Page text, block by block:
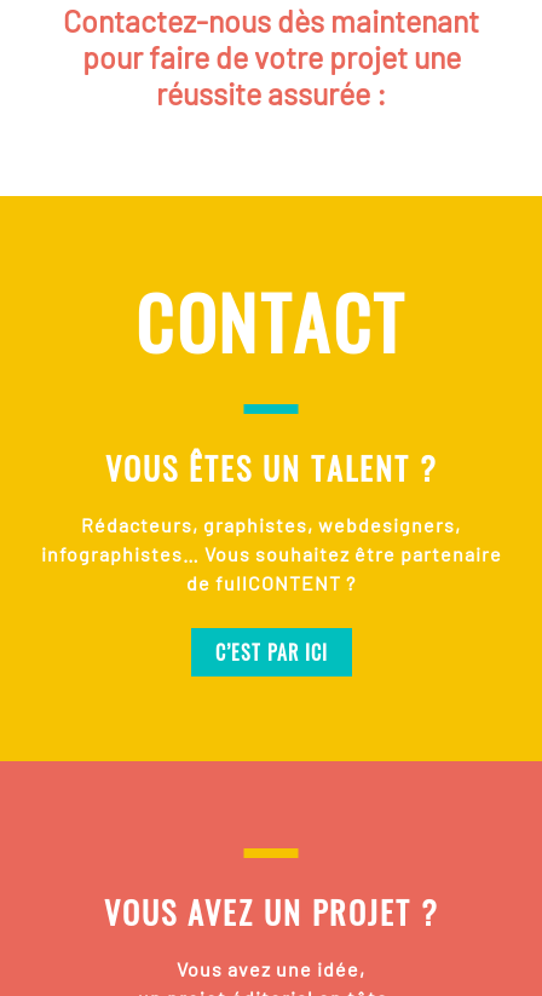
Contactez-nous dès maintenant
pour faire de votre projet une
réussite assurée :
CONTACT
VOUS ÊTES UN TALENT ?
Rédacteurs, graphistes, webdesigners,
infographistes… Vous souhaitez être partenaire
de fullCONTENT ?
C’EST PAR ICI
VOUS AVEZ UN PROJET ?
Vous avez une idée,